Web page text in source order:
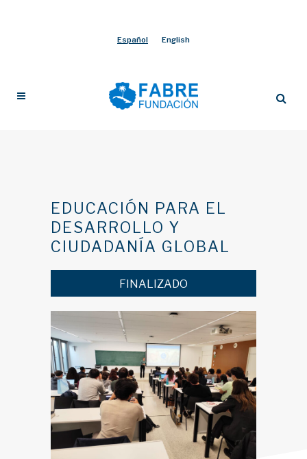
Español English
EDUCACIÓN PARA EL
DESARROLLO Y
CIUDADANÍA GLOBAL
FINALIZADO